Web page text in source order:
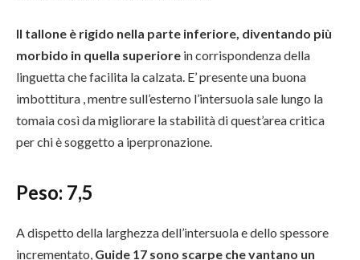
Il tallone è rigido nella parte inferiore, diventando più
morbido in quella superiore in corrispondenza della
linguetta che facilita la calzata. E’ presente una buona
imbottitura , mentre sull’esterno l’intersuola sale lungo la
tomaia così da migliorare la stabilità di quest’area critica
per chi è soggetto a iperpronazione.
Peso: 7,5
A dispetto della larghezza dell’intersuola e dello spessore
incrementato, Guide 17 sono scarpe che vantano un